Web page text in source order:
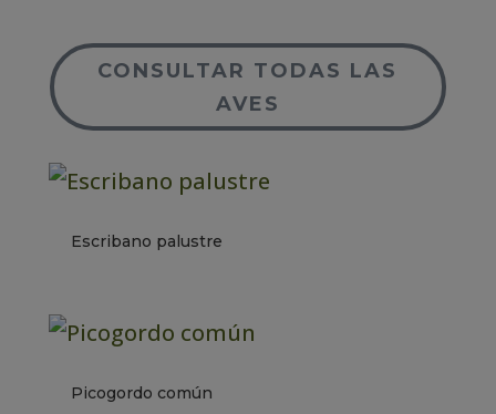
CONSULTAR TODAS LAS
AVES
Escribano palustre
Picogordo común